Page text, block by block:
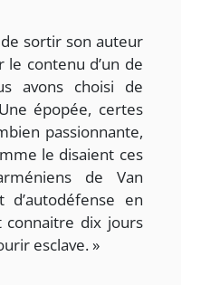
sortir son auteur
le contenu d’un de
avons choisi de
épopée, certes
passionnante,
le disaient ces
de Van
en
connaitre dix jours
esclave. »